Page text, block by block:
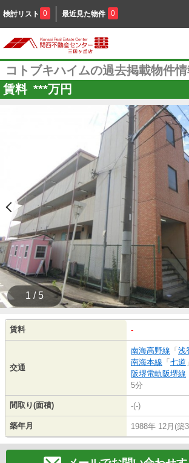
検討リスト 0 最近見た物件 0
コトブキハイムの過去掲載物件
賃料 ***万円
1 / 5
賃料 -
交通
南海高野線 「 浅
南海本線 「 七道
阪堺電軌阪堺線
5分
間取り(面積) -(-)
築年月 1988年 12月(築